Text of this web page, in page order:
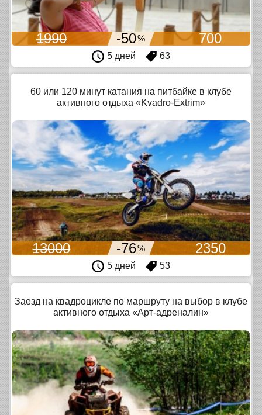
1990 -50% 700
5 дней 63
60 или 120 минут катания на питбайке в клубе
активного отдыха «Kvadro-Extrim»
13000 -76% 2350
5 дней 53
Заезд на квадроцикле по маршруту на выбор в клубе
активного отдыха «Арт-адреналин»